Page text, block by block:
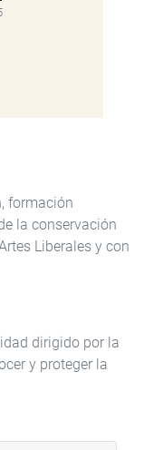
formación
la conservación
Liberales y con
dirigido por la
y proteger la